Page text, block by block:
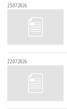
23.07.2026
22.07.2026